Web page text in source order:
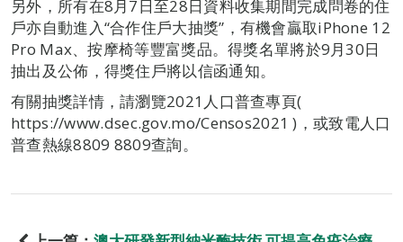
另外，所有在8月7日至28日資料收集期間完成問卷的住
戶亦自動進入“合作住戶大抽獎”，有機會贏取iPhone 12
Pro Max、按摩椅等豐富獎品。得獎名單將於9月30日
抽出及公佈，得獎住戶將以信函通知。
有關抽獎詳情，請瀏覽2021人口普查專頁(
https://www.dsec.gov.mo/Censos2021 )，或致電人口
普查熱線8809 8809查詢。